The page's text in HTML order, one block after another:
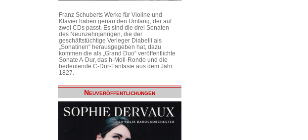
Franz Schuberts Werke für Violine und
Klavier haben genau den Umfang, der auf
zwei CDs passt. Es sind die drei Sonaten
des Neunzehnjährigen, die der
geschäftstüchtige Verleger Diabelli als
„Sonatinen“ herausgegeben hat, dazu
kommen die als „Grand Duo“ veröffentlichte
Sonate A-Dur, das h-Moll-Rondo und die
bedeutende C-Dur-Fantasie aus dem Jahr
1827.
Neuveröffentlichungen